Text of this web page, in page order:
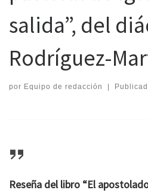
salida”, del
Rodríguez-
por Equipo de redacción |
Reseña del libro “El